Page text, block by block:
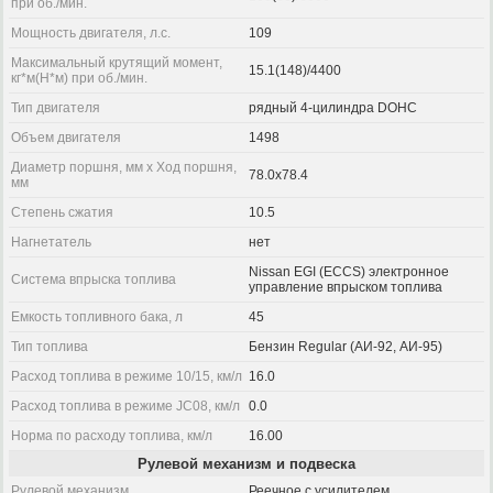
при об./мин.
Мощность двигателя, л.с.
109
Максимальный крутящий момент,
кг*м(Н*м) при об./мин.
15.1(148)/4400
Тип двигателя
рядный 4-цилиндра DOHC
Объем двигателя
1498
Диаметр поршня, мм x Ход поршня,
мм
78.0x78.4
Степень сжатия
10.5
Нагнетатель
нет
Система впрыска топлива
Nissan EGI (ECCS) электронное
управление впрыском топлива
Емкость топливного бака, л
45
Тип топлива
Бензин Regular (АИ-92, АИ-95)
Расход топлива в режиме 10/15, км/л 16.0
Расход топлива в режиме JC08, км/л
0.0
Норма по расходу топлива, км/л
16.00
Рулевой механизм и подвеска